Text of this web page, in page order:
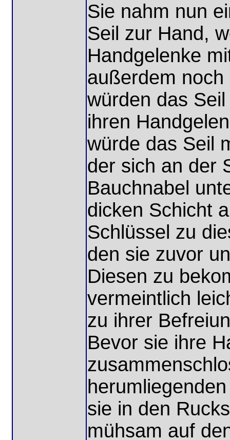
Sie nahm nun
Seil zur Hand,
Handgelenke
außerdem
würden das
ihren
würde das Seil
der sich an der
Bauchnabel
dicken Schicht
Schlüssel zu
den sie zuvor
Diesen zu
vermeintlich
zu ihrer
Bevor sie ihre
sie in den
mühsam auf